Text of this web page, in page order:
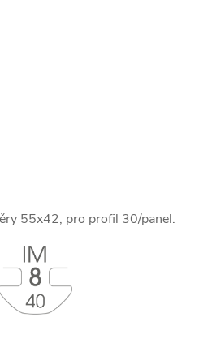
55x42, pro profil 30/panel.